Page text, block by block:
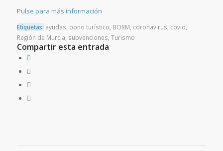
Pulse para más información
Etiquetas: ayudas bono turístico BORM coronavirus covid
Región de Murcia subvenciones Turismo
Compartir esta entrada